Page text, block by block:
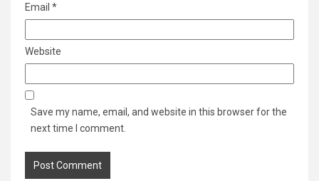
Email *
Website
Save my name, email, and website in this browser for the
next time I comment.